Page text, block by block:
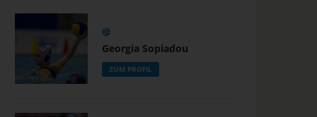
Georgia Sopiadou
ZUM PROFIL